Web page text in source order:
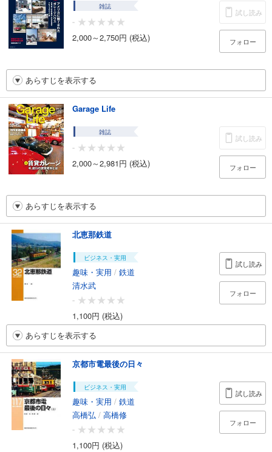
雑誌
-
2,000～2,750円 (税込)
試し読み
フォロー
あらすじを表示する
Garage Life
雑誌
-
2,000～2,981円 (税込)
試し読み
フォロー
あらすじを表示する
北恵那鉄道
ビジネス・実用
趣味・実用 / 鉄道
清水武
-
1,100円 (税込)
試し読み
フォロー
あらすじを表示する
京都市電最後の日々
ビジネス・実用
趣味・実用 / 鉄道
高橋弘 / 高橋修
-
1,100円 (税込)
試し読み
フォロー